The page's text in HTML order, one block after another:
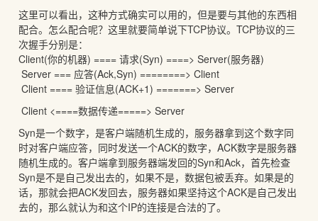
这里可以看出，这种方式确实可以用的，但是要与其他的东西相
配合。怎么配合呢？这里就要简单说下TCP协议。TCP协议的三
次握手分别是：
Client(你的机器) ==== 请求(Syn) ====> Server(服务器)
Server === 应答(Ack,Syn) ========> Client
Client ==== 验证信息(ACK+1) =======> Server
Client <====数据传递=====> Server
Syn是一个数字，是客户端随机生成的，服务器拿到这个数字同
时对客户端应答，同时发送一个ACK的数字，ACK数字是服务器
随机生成的。客户端拿到服务器端发回的Syn和Ack，首先检查
Syn是不是自己发出去的，如果不是，数据包被丢弃。如果是的
话，那就会把ACK发回去，服务器如果坚持这个ACK是自己发出
去的，那么就认为和这个IP的连接是合法的了。